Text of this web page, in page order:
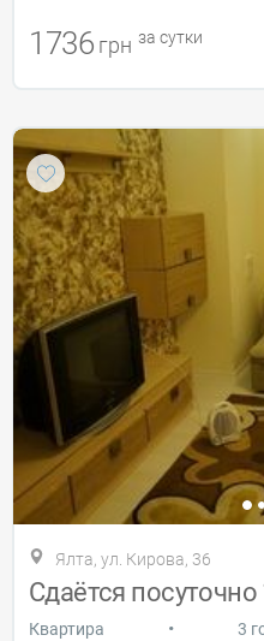
1736 грн за сутки
Ялта, ул. Кирова, 36
Квартира • 3